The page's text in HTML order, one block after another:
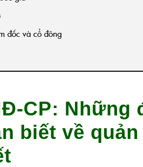
đốc và cổ đông
CP: Những
biết về